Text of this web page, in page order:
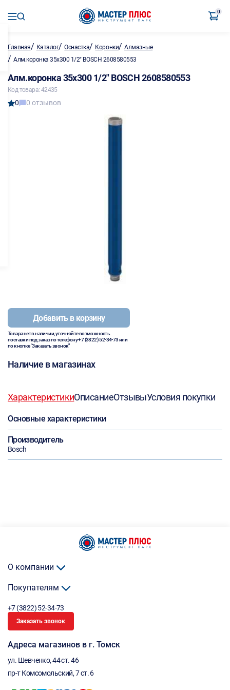
0
Главная/ Каталог/Оснастка/ Коронки/Алмазные
/ Алм.коронка 35х300 1/2" BOSCH 2608580553
Алм.коронка 35х300 1/2" BOSCH 2608580553
Код товара: 42435
0 0 отзывов
Добавить в корзину
Товара нет в наличии, уточняйте возможность
поставки под заказ по телефону+7 (3822) 52-34-73или
по кнопке "Заказать звонок"
Наличие в магазинах
ХарактеристикиОписаниеОтзывыУсловия покупки
Основные характеристики
Производитель
Bosch
О компании
Покупателям
+7 (3822) 52-34-73
Заказать звонок
Адреса магазинов в г. Томск
ул. Шевченко, 44 ст. 46
пр-т Комсомольский, 7 ст. 6